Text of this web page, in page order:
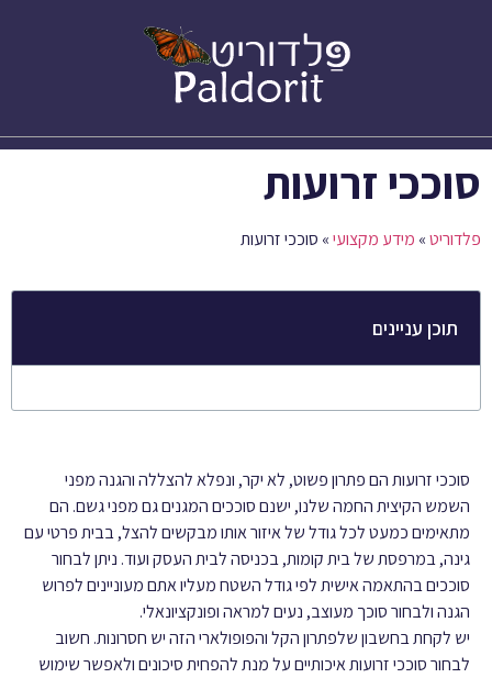
סוככי זרועות
פלדוריט» מידע מקצועי» סוככי זרועות
תוכן עניינים
סוככי זרועות הם פתרון פשוט, לא יקר, ונפלא להצללה והגנה מפני
השמש הקיצית החמה שלנו, ישנם סוככים המגנים גם מפני גשם. הם
מתאימים כמעט לכל גודל של איזור אותו מבקשים להצל, בבית פרטי עם
גינה, במרפסת של בית קומות, בכניסה לבית העסק ועוד. ניתן לבחור
סוככים בהתאמה אישית לפי גודל השטח מעליו אתם מעוניינים לפרוש
הגנה ולבחור סוכך מעוצב, נעים למראה ופונקציונאלי.
יש לקחת בחשבון שלפתרון הקל והפופולארי הזה יש חסרונות. חשוב
לבחור סוככי זרועות איכותיים על מנת להפחית סיכונים ולאפשר שימוש